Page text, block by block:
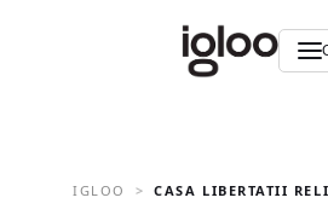
IGLOO CASA LIBERTATII